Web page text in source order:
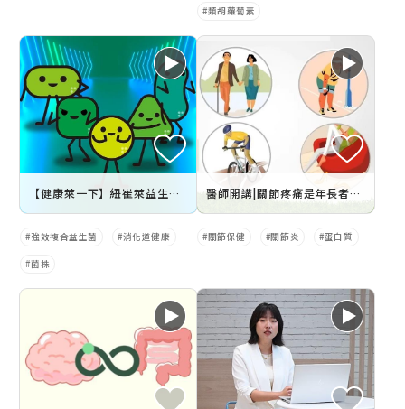
類胡蘿蔔素
【健康萊一下】紐崔萊益生菌_好菌基因強效如一
強效複合益生菌 消化道健康
菌株
醫師開講|關節疼痛是年長者的專利嗎？|守護關鍵行動力
關節保健 關節炎 蛋白質